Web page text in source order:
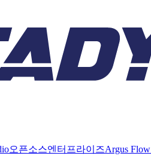
오픈소스엔터프라이즈Argus Flow